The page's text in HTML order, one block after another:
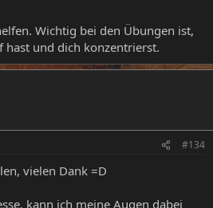
Wichtig bei den Übungen ist,
hast und dich konzentrierst.
#134
vielen Dank =D
kann ich meine Augen dabei